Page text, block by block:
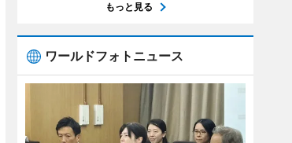
もっと見る
ワールドフォトニュース